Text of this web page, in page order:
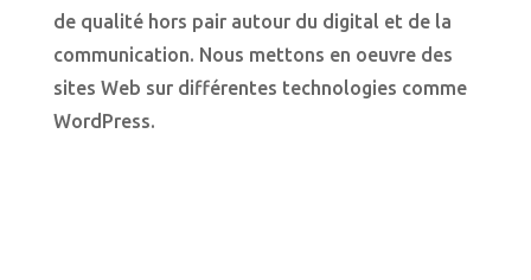
de qualité hors pair autour du digital et de la
communication. Nous mettons en oeuvre des
sites Web sur différentes technologies comme
WordPress.